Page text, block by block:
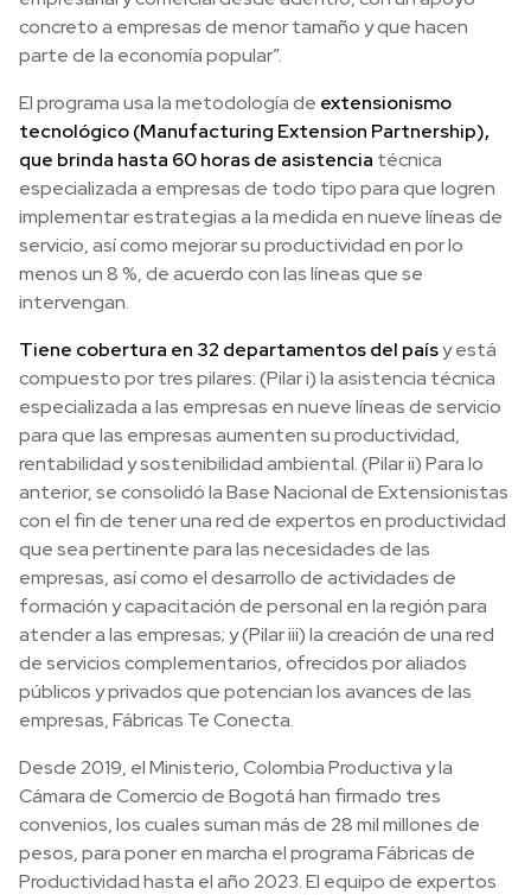
concreto a empresas de menor tamaño y que hacen
parte de la economía popular”.
El programa usa la metodología de extensionismo
tecnológico (Manufacturing Extension Partnership),
que brinda hasta 60 horas de asistencia técnica
especializada a empresas de todo tipo para que logren
implementar estrategias a la medida en nueve líneas de
servicio, así como mejorar su productividad en por lo
menos un 8 %, de acuerdo con las líneas que se
intervengan.
Tiene cobertura en 32 departamentos del paísy está
compuesto por tres pilares: (Pilar i) la asistencia técnica
especializada a las empresas en nueve líneas de servicio
para que las empresas aumenten su productividad,
rentabilidad y sostenibilidad ambiental. (Pilar ii) Para lo
anterior, se consolidó la Base Nacional de Extensionistas
con el fin de tener una red de expertos en productividad
que sea pertinente para las necesidades de las
empresas, así como el desarrollo de actividades de
formación y capacitación de personal en la región para
atender a las empresas; y (Pilar iii) la creación de una red
de servicios complementarios, ofrecidos por aliados
públicos y privados que potencian los avances de las
empresas, Fábricas Te Conecta.
Desde 2019, el Ministerio, Colombia Productiva y la
Cámara de Comercio de Bogotá han firmado tres
convenios, los cuales suman más de 28 mil millones de
pesos, para poner en marcha el programa Fábricas de
Productividad hasta el año 2023. El equipo de expertos